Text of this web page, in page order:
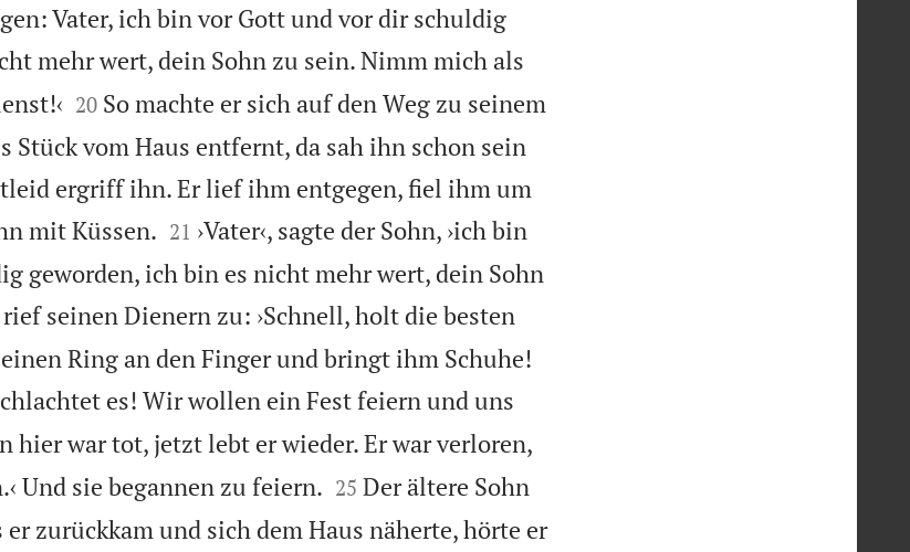
Vater, ich bin vor Gott und vor dir schuldig
mehr wert, dein Sohn zu sein. Nimm mich als

20 So machte er sich auf den Weg zu seinem
Stück vom Haus entfernt, da sah ihn schon sein
ergriff ihn. Er lief ihm entgegen, fiel ihm um
mit Küssen.
21 ›Vater‹, sagte der Sohn, ›ich bin
geworden, ich bin es nicht mehr wert, dein Sohn
seinen Dienern zu: ›Schnell, holt die besten
Ring an den Finger und bringt ihm Schuhe!
es! Wir wollen ein Fest feiern und uns
hier war tot, jetzt lebt er wieder. Er war verloren,
Und sie begannen zu feiern.
25 Der ältere Sohn
zurückkam und sich dem Haus näherte, hörte er